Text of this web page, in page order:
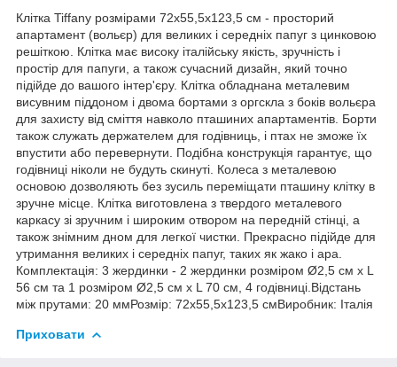
Клітка Tiffany розмірами 72х55,5х123,5 см - просторий
апартамент (вольєр) для великих і середніх папуг з цинковою
решіткою. Клітка має високу італійську якість, зручність і
простір для папуги, а також сучасний дизайн, який точно
підійде до вашого інтер'єру. Клітка обладнана металевим
висувним піддоном і двома бортами з оргскла з боків вольєра
для захисту від сміття навколо пташиних апартаментів. Борти
також служать держателем для годівниць, і птах не зможе їх
впустити або перевернути. Подібна конструкція гарантує, що
годівниці ніколи не будуть скинуті. Колеса з металевою
основою дозволяють без зусиль переміщати пташину клітку в
зручне місце. Клітка виготовлена з твердого металевого
каркасу зі зручним і широким отвором на передній стінці, а
також знімним дном для легкої чистки. Прекрасно підійде для
утримання великих і середніх папуг, таких як жако і ара.
Комплектація: 3 жердинки - 2 жердинки розміром Ø2,5 см x L
56 см та 1 розміром Ø2,5 см x L 70 см, 4 годівниці.Відстань
між прутами: 20 ммРозмір: 72х55,5х123,5 смВиробник: Італія
Приховати